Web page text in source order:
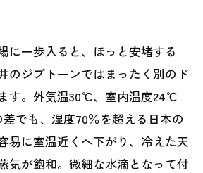
に一歩入ると、ほっと安堵する
ジプトーンではまったく別のド
す。外気温30℃、室内温度24℃
でも、湿度70％を超える日本の
易に室温近くへ下がり、冷えた天
気が飽和。微細な水滴となって付